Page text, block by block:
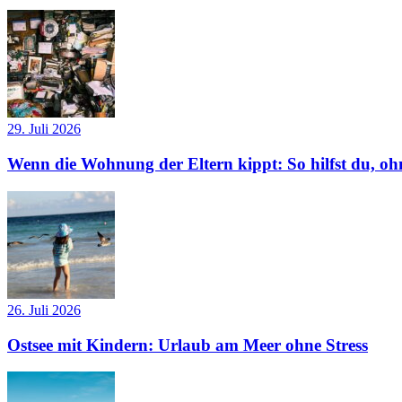
29. Juli 2026
Wenn die Wohnung der Eltern kippt: So hilfst du,
26. Juli 2026
Ostsee mit Kindern: Urlaub am Meer ohne Stress